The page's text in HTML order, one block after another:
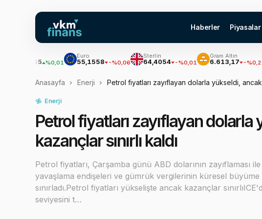
Haberler Piyasalar
%0,01
Euro
55,1558 -%0,06
Sterlin
64,4054 -%0,01
Gram Altın
6.613,17 -%0,21
Anasayfa Enerji Petrol fiyatları zayıflayan dolarla yükseldi, ancak
Enerji
Petrol fiyatları zayıflayan
kazançlar sınırlı kaldı
Petrol fiyatları, Çarşamba günü ABD dolarının zayıflaması
yavaşlama endişeleri ve gümrük vergilerinin küresel büyüme
sınırladı.Petrol fiyatları yükselişte ancak kazançlar
seviyesini t…